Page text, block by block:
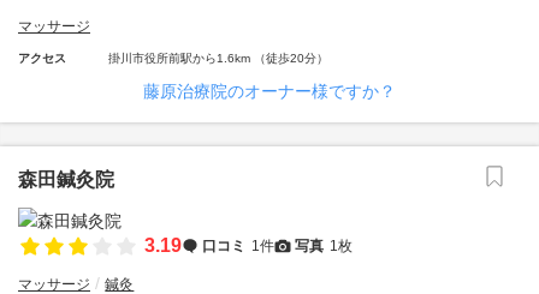
マッサージ
アクセス 掛川市役所前駅から1.6km （徒歩20分）
藤原治療院のオーナー様ですか？
森田鍼灸院
3.19 口コミ 1件 写真 1枚
マッサージ 鍼灸